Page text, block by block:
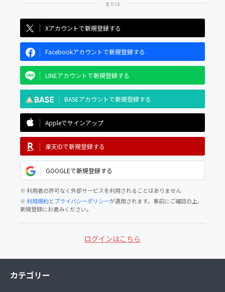
Xアカウントで新規登録する
Facebookアカウントで新規登録する
LINEアカウントで新規登録する
BASEアカウントで新規登録する
Appleでサインアップ
楽天IDで新規登録する
GOOGLEで新規登録する
※ 利用者の許可なく外部サービスを利用されることはありません
※利用規約とプライバシーポリシーが適用されます。事前にご確認の上、
新規登録にお進みください。
ログインはこちら
カテゴリー